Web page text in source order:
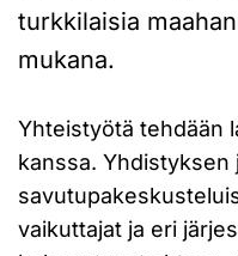
turkkilaisia
mukana.
Yhteistyötä tehdään
kanssa. Yhdistyksen
vaikuttajat ja eri